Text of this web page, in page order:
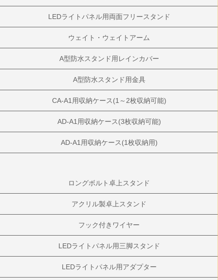
LEDライトパネル用両面フリースタンド
ウェイト・ウェイトアーム
A型防水スタンド用レインカバー
A型防水スタンド用金具
CA-A1用収納ケース(1～2枚収納可能)
AD-A1用収納ケース(3枚収納可能)
AD-A1用収納ケース(1枚収納用)
ロングボルト卓上スタンド
アクリル製卓上スタンド
フック付きワイヤー
LEDライトパネル用三脚スタンド
LEDライトパネル用アダプター